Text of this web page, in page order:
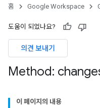
홈 Google Workspace
도움이 되었나요?
의견 보내기
Method:
이 페이지의 내용